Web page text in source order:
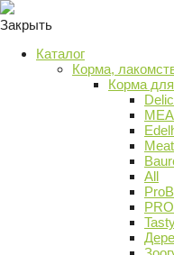
Закрыть
Каталог
Корма,
Корма
All